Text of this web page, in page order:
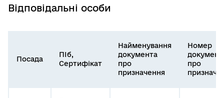
Відповідальні особи
Посада
ПІб,
Сертифікат
Найменування
документа
про
призначення
Номер
про